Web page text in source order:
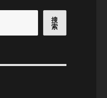
搜
索